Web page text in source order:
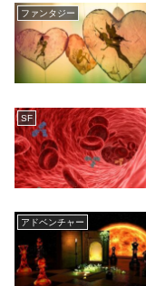
ファンタジー
SF
アドベンチャー